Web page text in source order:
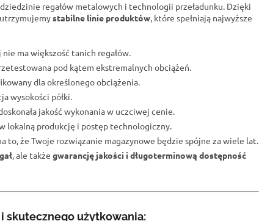
regałów metalowych i technologii przeładunku. Dzięki
utrzymujemystabilne linie produktów, które spełniają najwyższe
ma większość tanich regałów.
pod kątem ekstremalnych obciążeń.
dla określonego obciążenia.
wysokości półki.
jakość wykonania w uczciwej cenie.
lokalną produkcję i postęp technologiczny.
to, że Twoje rozwiązanie magazynowe będzie spójne za wiele lat.
, ale także gwarancję jakości i długoterminową dostępność
skutecznego użytkowania: